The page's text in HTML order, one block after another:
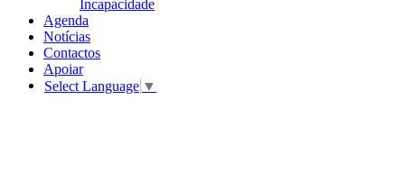
Incapacidade
Agenda
Notícias
Contactos
Apoiar
Select Language ▼